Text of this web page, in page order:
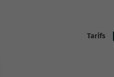
Tarifs